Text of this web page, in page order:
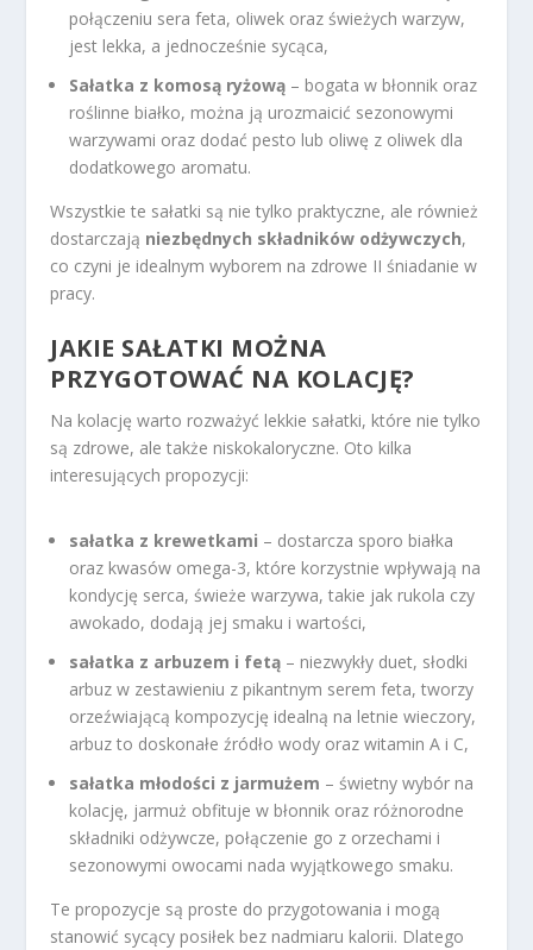
połączeniu sera feta, oliwek oraz świeżych warzyw,
jest lekka, a jednocześnie sycąca,
Sałatka z komosą ryżową – bogata w błonnik oraz
roślinne białko, można ją urozmaicić sezonowymi
warzywami oraz dodać pesto lub oliwę z oliwek dla
dodatkowego aromatu.
Wszystkie te sałatki są nie tylko praktyczne, ale również
dostarczają niezbędnych składników odżywczych,
co czyni je idealnym wyborem na zdrowe II śniadanie w
pracy.
JAKIE SAŁATKI MOŻNA
PRZYGOTOWAĆ NA KOLACJĘ?
Na kolację warto rozważyć lekkie sałatki, które nie tylko
są zdrowe, ale także niskokaloryczne. Oto kilka
interesujących propozycji:
sałatka z krewetkami – dostarcza sporo białka
oraz kwasów omega-3, które korzystnie wpływają na
kondycję serca, świeże warzywa, takie jak rukola czy
awokado, dodają jej smaku i wartości,
sałatka z arbuzem i fetą – niezwykły duet, słodki
arbuz w zestawieniu z pikantnym serem feta, tworzy
orzeźwiającą kompozycję idealną na letnie wieczory,
arbuz to doskonałe źródło wody oraz witamin A i C,
sałatka młodości z jarmużem – świetny wybór na
kolację, jarmuż obfituje w błonnik oraz różnorodne
składniki odżywcze, połączenie go z orzechami i
sezonowymi owocami nada wyjątkowego smaku.
Te propozycje są proste do przygotowania i mogą
stanowić sycący posiłek bez nadmiaru kalorii. Dlatego